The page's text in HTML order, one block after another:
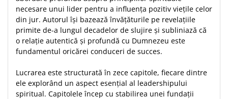
Teologie
A doua venire
Apologetica
Dogmatica
Misiune
Viata crestina
necesare unui lider pentru a influența pozitiv viețile celor
din jur. Autorul își bazează învățăturile pe revelațiile
primite de-a lungul decadelor de slujire și subliniază că
o relație autentică și profundă cu Dumnezeu este
fundamentul oricărei conduceri de succes.
Lucrarea este structurată în zece capitole, fiecare dintre
ele explorând un aspect esențial al leadershipului
spiritual. Capitolele încep cu stabilirea unei fundații